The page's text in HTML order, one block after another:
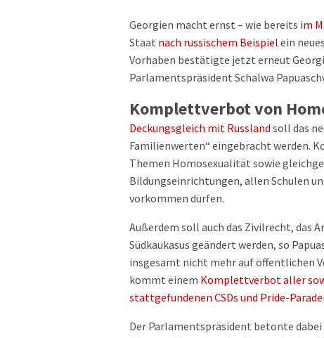
Georgien macht ernst – wie bereits im
Staat nach russischem Beispiel ein
Vorhaben bestätigte jetzt erneut
Parlamentspräsident Schalwa
Komplettverbot von
Deckungsgleich mit Russland soll das
Familienwerten“ eingebracht werden.
Themen Homosexualität sowie
Bildungseinrichtungen, allen Schulen
vorkommen dürfen.
Außerdem soll auch das Zivilrecht, das
Südkaukasus geändert werden, so
insgesamt nicht mehr auf öffentlichen
kommt einem Komplettverbot aller
stattgefundenen CSDs und Pride-
Der Parlamentspräsident betonte dabei